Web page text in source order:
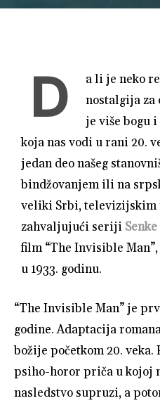
D
a li je neko
nostalgija za
je više bogu
koja nas vodi u rani 20.
jedan deo našeg
bindžovanjem ili na
veliki Srbi, televizijskim
zahvaljujući seriji
film “The Invisible
u 1933. godinu.
“The Invisible Man” je
godine. Adaptacija
božije početkom 20.
psiho-horor priča u kojoj
nasledstvo supruzi, a